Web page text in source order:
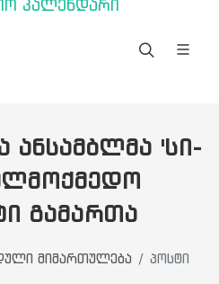
კალენდარი
ᲐᲜᲡᲐᲛᲑᲚᲛᲐ 'ᲡᲘ-
ᲒᲐᲛᲐᲠᲗᲐ
მიმართულება პოსტი